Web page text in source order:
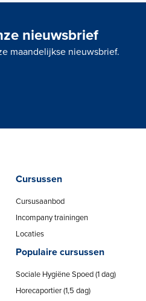
nieuwsbrief
maandelijkse nieuwsbrief.
Cursussen
Cursusaanbod
Incompany trainingen
Locaties
Populaire cursussen
Sociale Hygiëne Spoed (1 dag)
Horecaportier (1,5 dag)